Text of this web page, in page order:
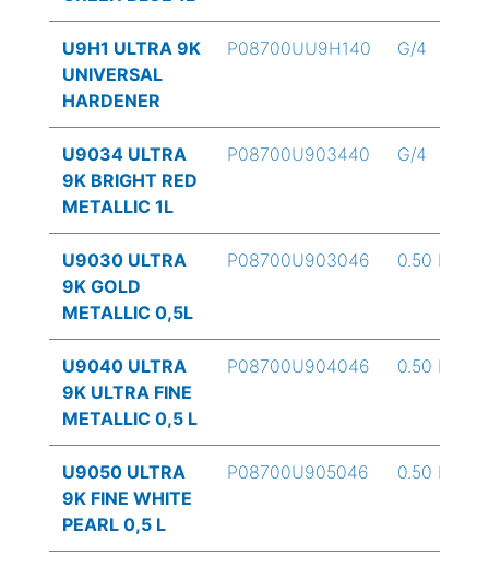
U9H1 ULTRA 9K
UNIVERSAL
HARDENER
P08700UU9H140 G/4
U9034 ULTRA
9K BRIGHT RED
METALLIC 1L
P08700U903440 G/4
U9030 ULTRA
9K GOLD
METALLIC 0,5L
P08700U903046 0.50 L
U9040 ULTRA
9K ULTRA FINE
METALLIC 0,5 L
P08700U904046 0.50 L
U9050 ULTRA
9K FINE WHITE
PEARL 0,5 L
P08700U905046 0.50 L